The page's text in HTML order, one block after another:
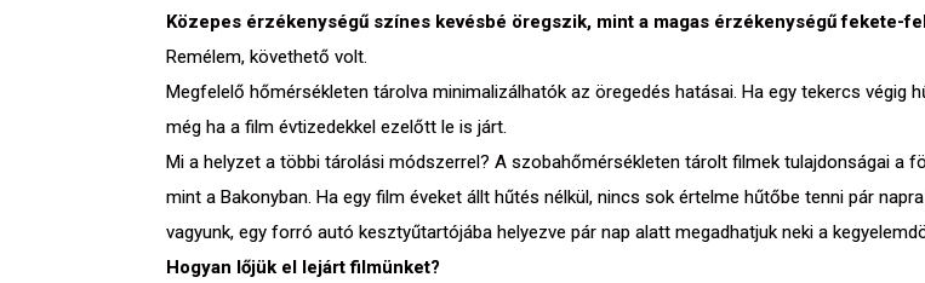
Közepes érzékenységű színes kevésbé öregszik, mint a magas érzékenységű fekete-
Remélem, követhető volt.
Megfelelő hőmérsékleten tárolva minimalizálhatók az öregedés hatásai. Ha egy tekercs
még ha a film évtizedekkel ezelőtt le is járt.
Mi a helyzet a többi tárolási módszerrel? A szobahőmérsékleten tárolt filmek tulajdonságai a
mint a Bakonyban. Ha egy film éveket állt hűtés nélkül, nincs sok értelme hűtőbe tenni pár
vagyunk, egy forró autó kesztyűtartójába helyezve pár nap alatt megadhatjuk neki a
Hogyan lőjük el lejárt filmünket?